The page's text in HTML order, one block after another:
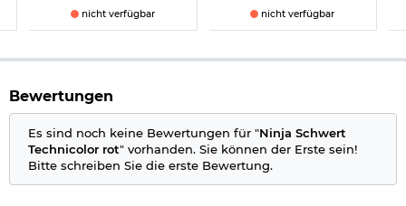
nicht verfügbar nicht verfügbar
Bewertungen
Es sind noch keine Bewertungen für "Ninja Schwert
Technicolor rot" vorhanden. Sie können der Erste sein!
Bitte schreiben Sie die erste Bewertung.